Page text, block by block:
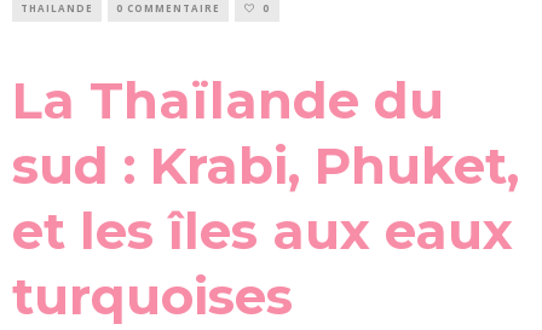
THAILANDE 0 COMMENTAIRE 0
La Thaïlande du
sud : Krabi, Phuket,
et les îles aux eaux
turquoises